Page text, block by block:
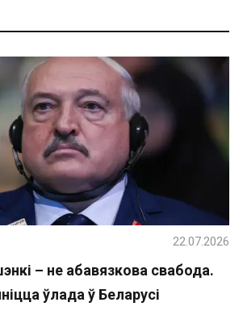
– не абавязкова свабода.
ўлада ў Беларусі
22.07.2026